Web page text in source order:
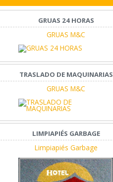
GRUAS 24 HORAS
GRUAS M&C
TRASLADO DE MAQUINARIAS
GRUAS M&C
LIMPIAPIÉS GARBAGE
Limpiapiés Garbage